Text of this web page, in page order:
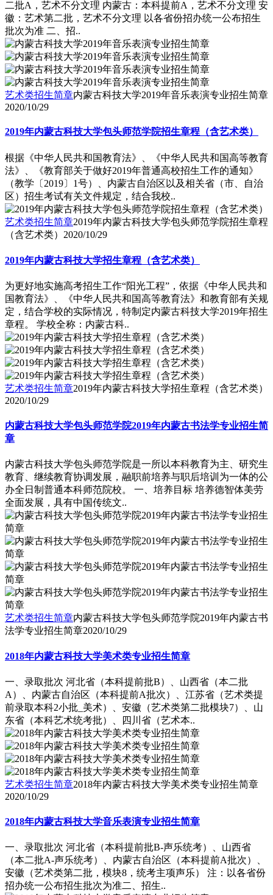
二批A，艺术不分文理 内蒙古：本科提前A，艺术不分文理 安
徽：艺术第二批，艺术不分文理 以各省份招办统一公布招生
批次为准 二、招..
艺术类招生简章内蒙古科技大学2019年音乐表演专业招生简章
2020/10/29
2019年内蒙古科技大学包头师范学院招生章程（含艺术类）
根据《中华人民共和国教育法》、《中华人民共和国高等教育
法》、《教育部关于做好2019年普通高校招生工作的通知》
（教学〔2019〕1号）、内蒙古自治区以及相关省（市、自治
区）招生考试有关文件规定，结合我校..
艺术类招生简章2019年内蒙古科技大学包头师范学院招生章程
（含艺术类） 2020/10/29
2019年内蒙古科技大学招生章程（含艺术类）
为更好地实施高考招生工作“阳光工程”，依据《中华人民共和
国教育法》、《中华人民共和国高等教育法》和教育部有关规
定，结合学校的实际情况，特制定内蒙古科技大学2019年招生
章程。 学校全称：内蒙古科..
艺术类招生简章2019年内蒙古科技大学招生章程（含艺术类）
2020/10/29
内蒙古科技大学包头师范学院2019年内蒙古书法学专业招生简
章
内蒙古科技大学包头师范学院是一所以本科教育为主、研究生
教育、继续教育协调发展，融职前培养与职后培训为一体的公
办全日制普通本科师范院校。 一、培养目标 培养德智体美劳
全面发展，具有中国传统文..
艺术类招生简章内蒙古科技大学包头师范学院2019年内蒙古书
法学专业招生简章2020/10/29
2018年内蒙古科技大学美术类专业招生简章
一、录取批次 河北省（本科提前批B）、山西省（本二批
A）、内蒙古自治区（本科提前A批次）、江苏省（艺术类提
前录取本科2小批_美术）、安徽（艺术类第二批模块7）、山
东省（本科艺术统考批）、四川省（艺术本..
艺术类招生简章2018年内蒙古科技大学美术类专业招生简章
2020/10/29
2018年内蒙古科技大学音乐表演专业招生简章
一、录取批次 河北省（本科提前批B-声乐统考）、山西省
（本二批A-声乐统考）、内蒙古自治区（本科提前A批次）、
安徽（艺术类第二批，模块8，统考主项声乐） 注：以各省份
招办统一公布招生批次为准二、招生..